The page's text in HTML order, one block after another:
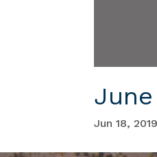
Jun 18, 2019